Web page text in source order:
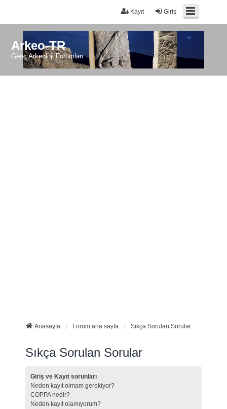
Giriş
Kayıt
Arkeo-TR
Genç Arkeoloji Forumları
Anasayfa Forum ana sayfa Sıkça Sorulan Sorular
Sıkça Sorulan Sorular
Giriş ve Kayıt sorunları
Neden kayıt olmam gerekiyor?
COPPA nedir?
Neden kayıt olamıyorum?